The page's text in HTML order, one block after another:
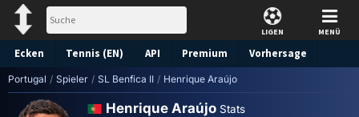
LIGEN MENÜ
Ecken Tennis (EN) API Premium Vorhersage
Portugal / Spieler / SL Benfica II / Henrique Araújo
Henrique Araújo Stats